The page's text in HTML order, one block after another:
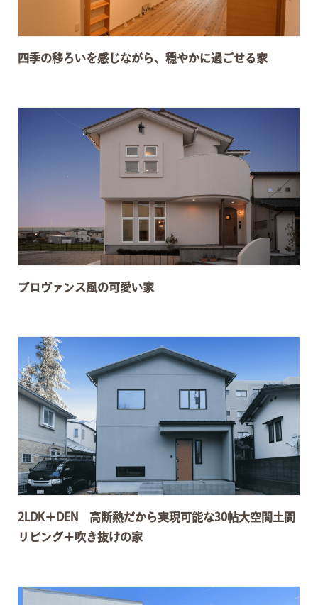
四季の移ろいを感じながら、穏やかに過ごせる家
プロヴァンス風の可愛い家
2LDK＋DEN 高断熱だから実現可能な30帖大空間土間
リビング＋吹き抜けの家